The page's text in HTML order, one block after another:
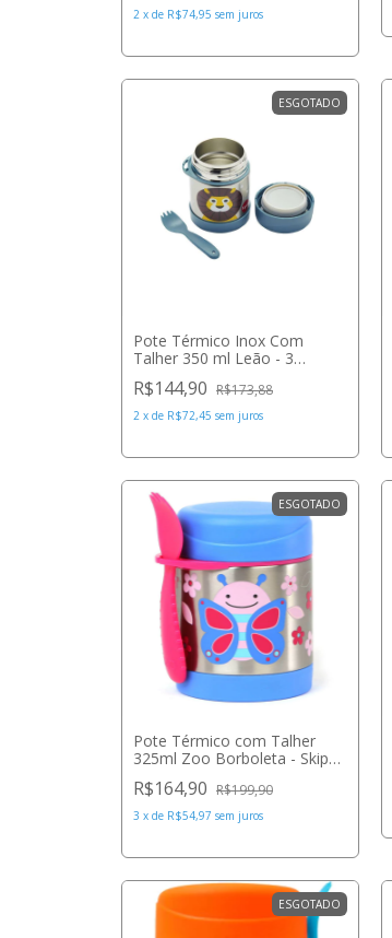
2 x de R$74,95 sem juros
ESGOTADO
Pote Térmico Inox Com
Talher 350 ml Leão - 3
R$144,90 R$173,88
2 x de R$72,45 sem juros
ESGOTADO
Pote Térmico com Talher
325ml Zoo Borboleta - Skip
R$164,90 R$199,90
3 x de R$54,97 sem juros
ESGOTADO